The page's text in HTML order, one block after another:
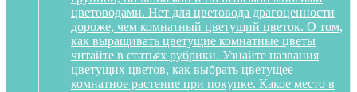
цветоводами. Нет для цветовода драгоценности
дороже, чем комнатный цветущий цветок. О том,
как выращивать цветущие комнатные цветы
читайте в статьях рубрики. Узнайте названия
цветущих цветов, как выбрать цветущее
комнатное растение при покупке. Какое место в